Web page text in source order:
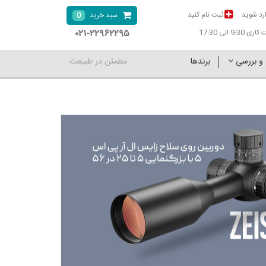
شوید
ثبت نام کنید
الی 17:30
سبد خرید 0
۰۲۱-۲۲۹۶۲۲۹۵
و بررسی برندها مطمئن در طبیعت